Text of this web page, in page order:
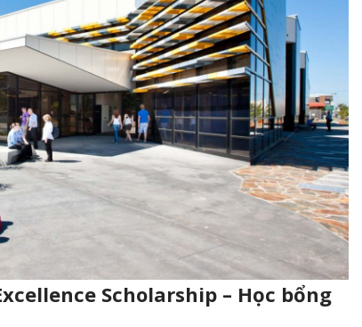
Scholarship – Học bổng